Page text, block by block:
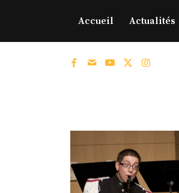
Accueil Actualités